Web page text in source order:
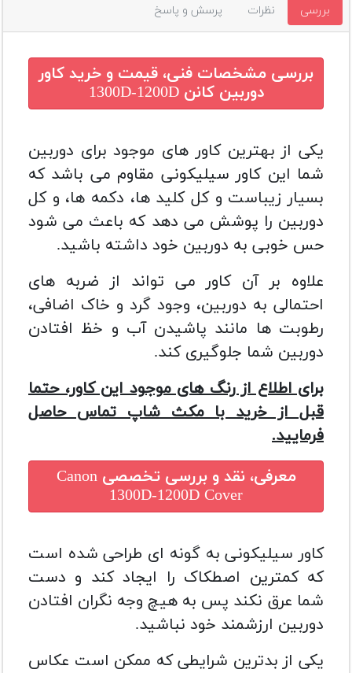
بررسی نظرات پرسش و پاسخ
بررسی مشخصات فنی، قیمت و خرید کاور
دوربین کانن 1300D-1200D
یکی از بهترین کاور های موجود برای دوربین
شما این کاور سیلیکونی مقاوم می باشد که
بسیار زیباست و کل کلید ها، دکمه ها، و کل
دوربین را پوشش می دهد که باعث می شود
حس خوبی به دوربین خود داشته باشید.
علاوه بر آن کاور می تواند از ضربه های
احتمالی به دوربین، وجود گرد و خاک اضافی،
رطوبت ها مانند پاشیدن آب و خظ افتادن
دوربین شما جلوگیری کند.
برای اطلاع از رنگ های موجود این کاور، حتما
قبل از خرید با مکث شاپ تماس حاصل
فرمایید.
معرفی، نقد و بررسی تخصصیCanon
1300D-1200D Cover
کاور سیلیکونی به گونه ای طراحی شده است
که کمترین اصطکاک را ایجاد کند و دست
شما عرق نکند پس به هیچ وجه نگران افتادن
دوربین ارزشمند خود نباشید.
یکی از بدترین شرایطی که ممکن است عکاس